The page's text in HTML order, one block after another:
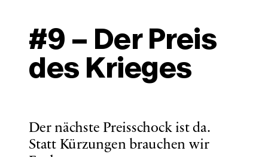
#9 – Der Preis
des Krieges
Der nächste Preisschock ist da.
Statt Kürzungen brauchen wir